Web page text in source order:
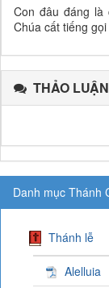
Con đâu đáng
Chúa cất tiếng
THẢO LUẬN
Danh mục Thánh
Thánh lễ
Alelluia